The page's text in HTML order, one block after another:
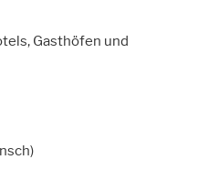
Gasthöfen und